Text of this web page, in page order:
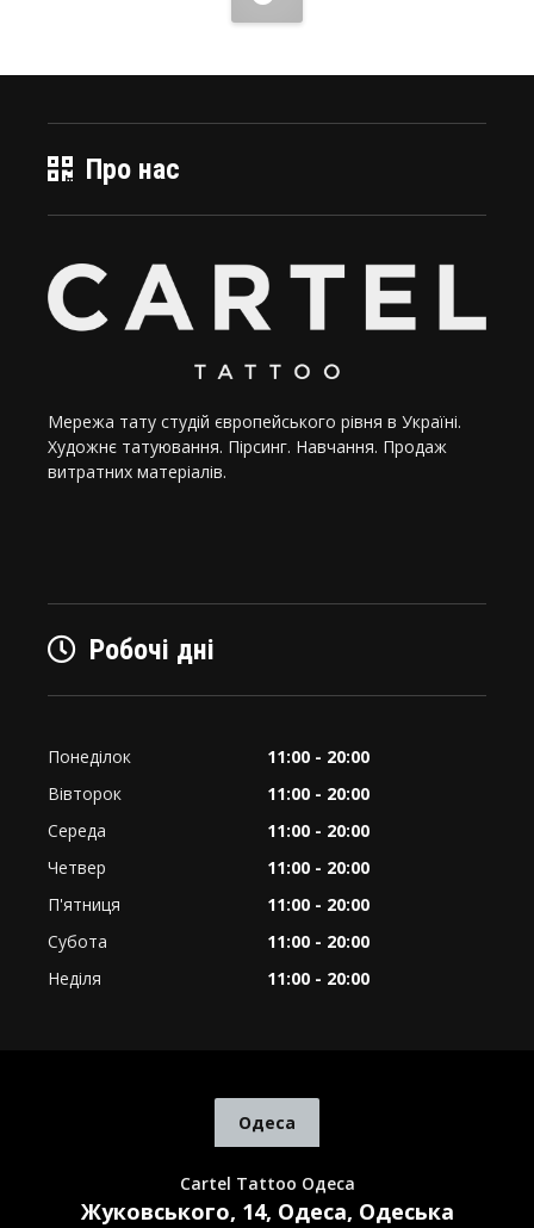
Про нас
Мережа тату студій європейського рівня в Україні.
Художнє татуювання. Пірсинг. Навчання. Продаж
витратних матеріалів.
Робочі дні
Понеділок
11:00 - 20:00
Вівторок
11:00 - 20:00
Середа
11:00 - 20:00
Четвер
11:00 - 20:00
П'ятниця
11:00 - 20:00
Субота
11:00 - 20:00
Неділя
11:00 - 20:00
Одеса
Cartel Tattoo Одеса
Жуковського, 14, Одеса, Одеська